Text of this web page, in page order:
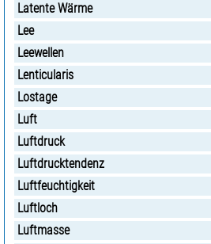
Latente Wärme
Lee
Leewellen
Lenticularis
Lostage
Luft
Luftdruck
Luftdrucktendenz
Luftfeuchtigkeit
Luftloch
Luftmasse